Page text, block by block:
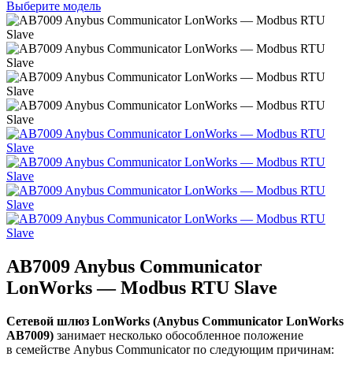
Выберите модель
AB7009 Anybus Communicator
LonWorks — Modbus RTU Slave
Сетевой шлюз LonWorks (Anybus Communicator LonWorks
AB7009) занимает несколько обособленное положение
в семействе Anybus Communicator по следующим причинам: